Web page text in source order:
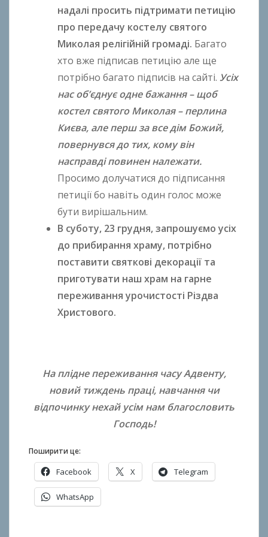
надалі просить підтримати петицію
про передачу костелу святого
Миколая релігійній громаді. Багато
хто вже підписав петицію але ще
потрібно багато підписів на сайті. Усіх
нас об’єднує одне бажання – щоб
костел святого Миколая – перлина
Києва, але перш за все дім Божий,
повернувся до тих, кому він
насправді повинен належати.
Просимо долучатися до підписання
петиції бо навіть один голос може
бути вирішальним.
В суботу, 23 грудня, запрошуємо усіх
до прибирання храму, потрібно
поставити святкові декорації та
приготувати наш храм на гарне
переживання урочистості Різдва
Христового.
На плідне переживання часу Адвенту,
новий тиждень праці, навчання чи
відпочинку нехай усім нам благословить
Господь!
Поширити це:
Facebook X Telegram
WhatsApp